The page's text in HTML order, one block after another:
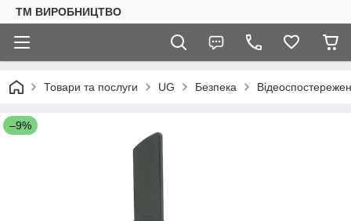
ТМ ВИРОБНИЦТВО
Товари та послуги UG Безпека
–9%